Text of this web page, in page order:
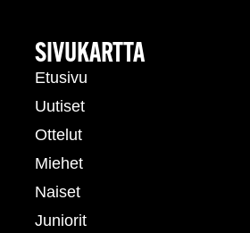
SIVUKARTTA
Etusivu
Uutiset
Ottelut
Miehet
Naiset
Juniorit